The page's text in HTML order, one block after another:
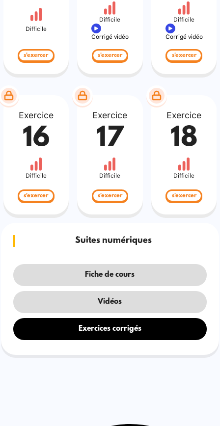
Difficile
s'exercer
Difficile
Corrigé vidéo
s'exercer
Difficile
Corrigé vidéo
s'exercer
Exercice
16
Difficile
s'exercer
Exercice
17
Difficile
s'exercer
Exercice
18
Difficile
s'exercer
Suites numériques
Fiche de cours
Vidéos
Exercices corrigés